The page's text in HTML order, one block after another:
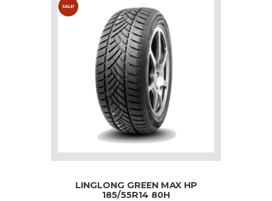
SALE!
LINGLONG GREEN MAX HP
185/55R14 80H